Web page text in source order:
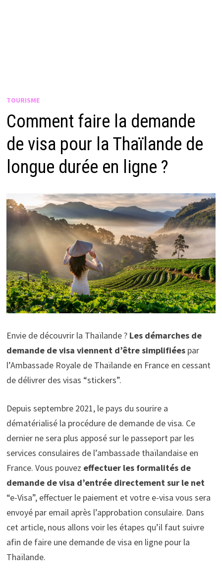
TOURISME
Comment faire la demande
de visa pour la Thaïlande de
longue durée en ligne ?
Envie de découvrir la Thaïlande ?Les démarches de
demande de visa viennent d’être simplifiéespar
l’Ambassade Royale de Thaïlande en France en cessant
de délivrer des visas “stickers”.
Depuis septembre 2021, le pays du sourire a
dématérialisé la procédure de demande de visa. Ce
dernier ne sera plus apposé sur le passeport par les
services consulaires de l’ambassade thaïlandaise en
France. Vous pouvez effectuer les formalités de
demande de visa d’entrée directement sur le net
“e-Visa”, effectuer le paiement et votre e-visa vous sera
envoyé par email après l’approbation consulaire. Dans
cet article, nous allons voir les étapes qu’il faut suivre
afin de faire une demande de visa en ligne pour la
Thaïlande.